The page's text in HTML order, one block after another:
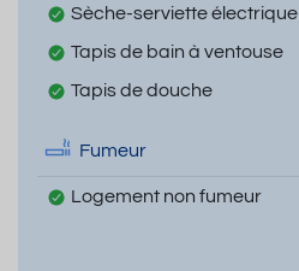
Sèche-serviette électrique
Tapis de bain à ventouse
Tapis de douche
Fumeur
Logement non fumeur